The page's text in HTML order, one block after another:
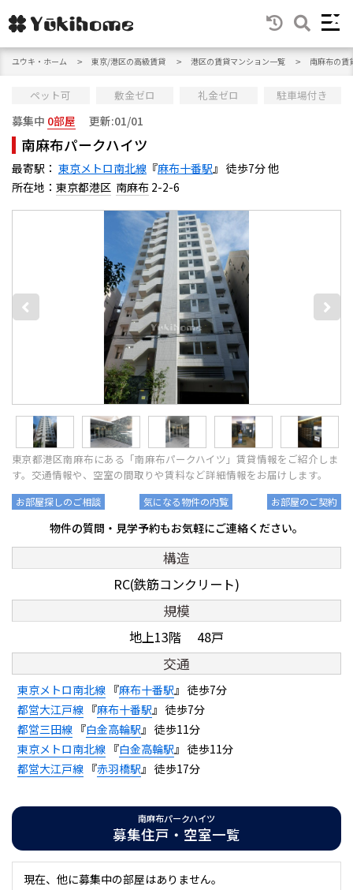
ユウキ・ホーム 東京/港区の高級賃貸 港区の賃貸マンション一覧 南麻布の賃
ペット可 敷金ゼロ 礼金ゼロ 駐車場付き
募集中 0部屋 更新:01/01
南麻布パークハイツ
最寄駅： 東京メトロ南北線 『麻布十番駅 』 徒歩7分 他
所在地： 東京都港区 南麻布 2-2-6
東京都港区南麻布にある「南麻布パークハイツ」賃貸情報をご紹介しま
す。交通情報や、空室の間取りや賃料など詳細情報をお届けします。
お部屋探しのご相談 気になる物件の内覧 お部屋のご契約
物件の質問・見学予約もお気軽にご連絡ください。
構造
RC(鉄筋コンクリート)
規模
地上13階 48戸
交通
東京メトロ南北線 『麻布十番駅 』 徒歩7分
都営大江戸線 『麻布十番駅 』 徒歩7分
都営三田線 『白金高輪駅 』 徒歩11分
東京メトロ南北線 『白金高輪駅 』 徒歩11分
都営大江戸線 『赤羽橋駅 』 徒歩17分
南麻布パークハイツ
募集住戸・空室一覧
現在、他に募集中の部屋はありません。